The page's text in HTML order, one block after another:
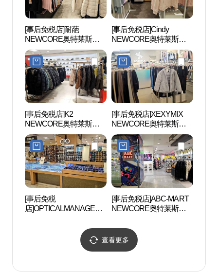
[事后免税店]耐葩
NEWCORE奥特莱斯坪
村店 (네파 뉴코아아울렛
평촌점)
[事后免税店]Cindy
NEWCORE奥特莱斯坪
村店 (신디 뉴코아아울렛
평촌점)
[事后免税店]K2
NEWCORE奥特莱斯坪
村店 (K2 뉴코아아울렛 평
촌점)
[事后免税店]XEXYMIX
NEWCORE奥特莱斯坪
村店 (젝시믹스 뉴코아아
울렛 평촌점)
[事后免税
店]OPTICALMANAGER
村店 (안경매니져 뉴코아
[事后免税店]ABC-MART
NEWCORE奥特莱斯坪
아아울렛 평촌점)
查看更多